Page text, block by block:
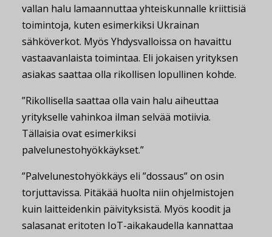
vallan halu lamaannuttaa yhteiskunnalle kriittisiä
toimintoja, kuten esimerkiksi Ukrainan
sähköverkot. Myös Yhdysvalloissa on havaittu
vastaavanlaista toimintaa. Eli jokaisen yrityksen
asiakas saattaa olla rikollisen lopullinen kohde.
”Rikollisella saattaa olla vain halu aiheuttaa
yritykselle vahinkoa ilman selvää motiivia.
Tällaisia ovat esimerkiksi
palvelunestohyökkäykset.”
”Palvelunestohyökkäys eli ”dossaus” on osin
torjuttavissa. Pitäkää huolta niin ohjelmistojen
kuin laitteidenkin päivityksistä. Myös koodit ja
salasanat eritoten IoT-aikakaudella kannattaa